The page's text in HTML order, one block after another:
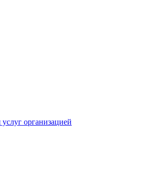
организацией